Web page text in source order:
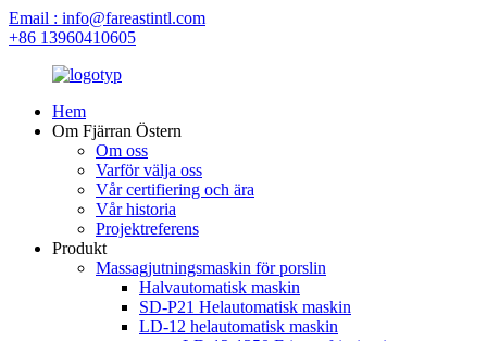
Email : info@fareastintl.com
+86 13960410605
Hem
Om Fjärran Östern
Om oss
Varför välja oss
Vår certifiering och ära
Vår historia
Projektreferens
Produkt
Massagjutningsmaskin för porslin
Halvautomatisk maskin
SD-P21 Helautomatisk maskin
LD-12 helautomatisk maskin